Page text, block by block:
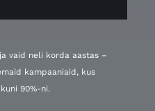
vaid neli korda aastas –
kampaaniaid, kus
90%-ni.